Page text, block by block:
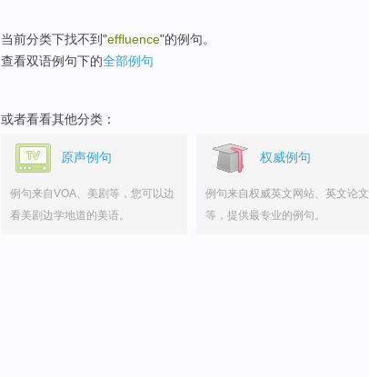
当前分类下找不到"effluence"的例句。
查看双语例句下的全部例句
或者看看其他分类：
原声例句
例句来自VOA、美剧等，您可以边
看美剧边学地道的美语。
权威例句
例句来自权威英文网站、英文论文
等，提供最专业的例句。